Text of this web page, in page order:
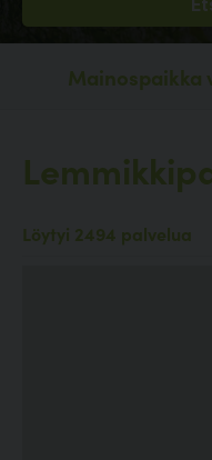
Mainospaikka
Löytyi 2494 palvelua